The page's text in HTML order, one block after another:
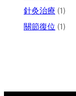
針灸治療 (1)
關節復位 (1)